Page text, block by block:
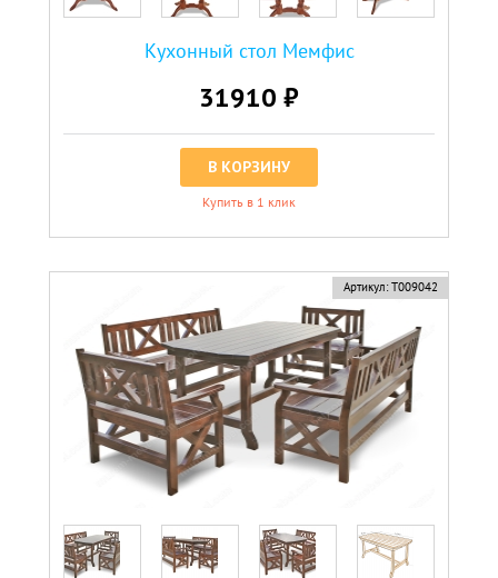
Кухонный стол Мемфис
31910 ₽
В КОРЗИНУ
Купить в 1 клик
Артикул: Т009042